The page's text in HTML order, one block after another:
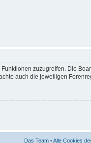
zuzugreifen. Die
auch die jeweiligen
Das Team •Alle Cookies